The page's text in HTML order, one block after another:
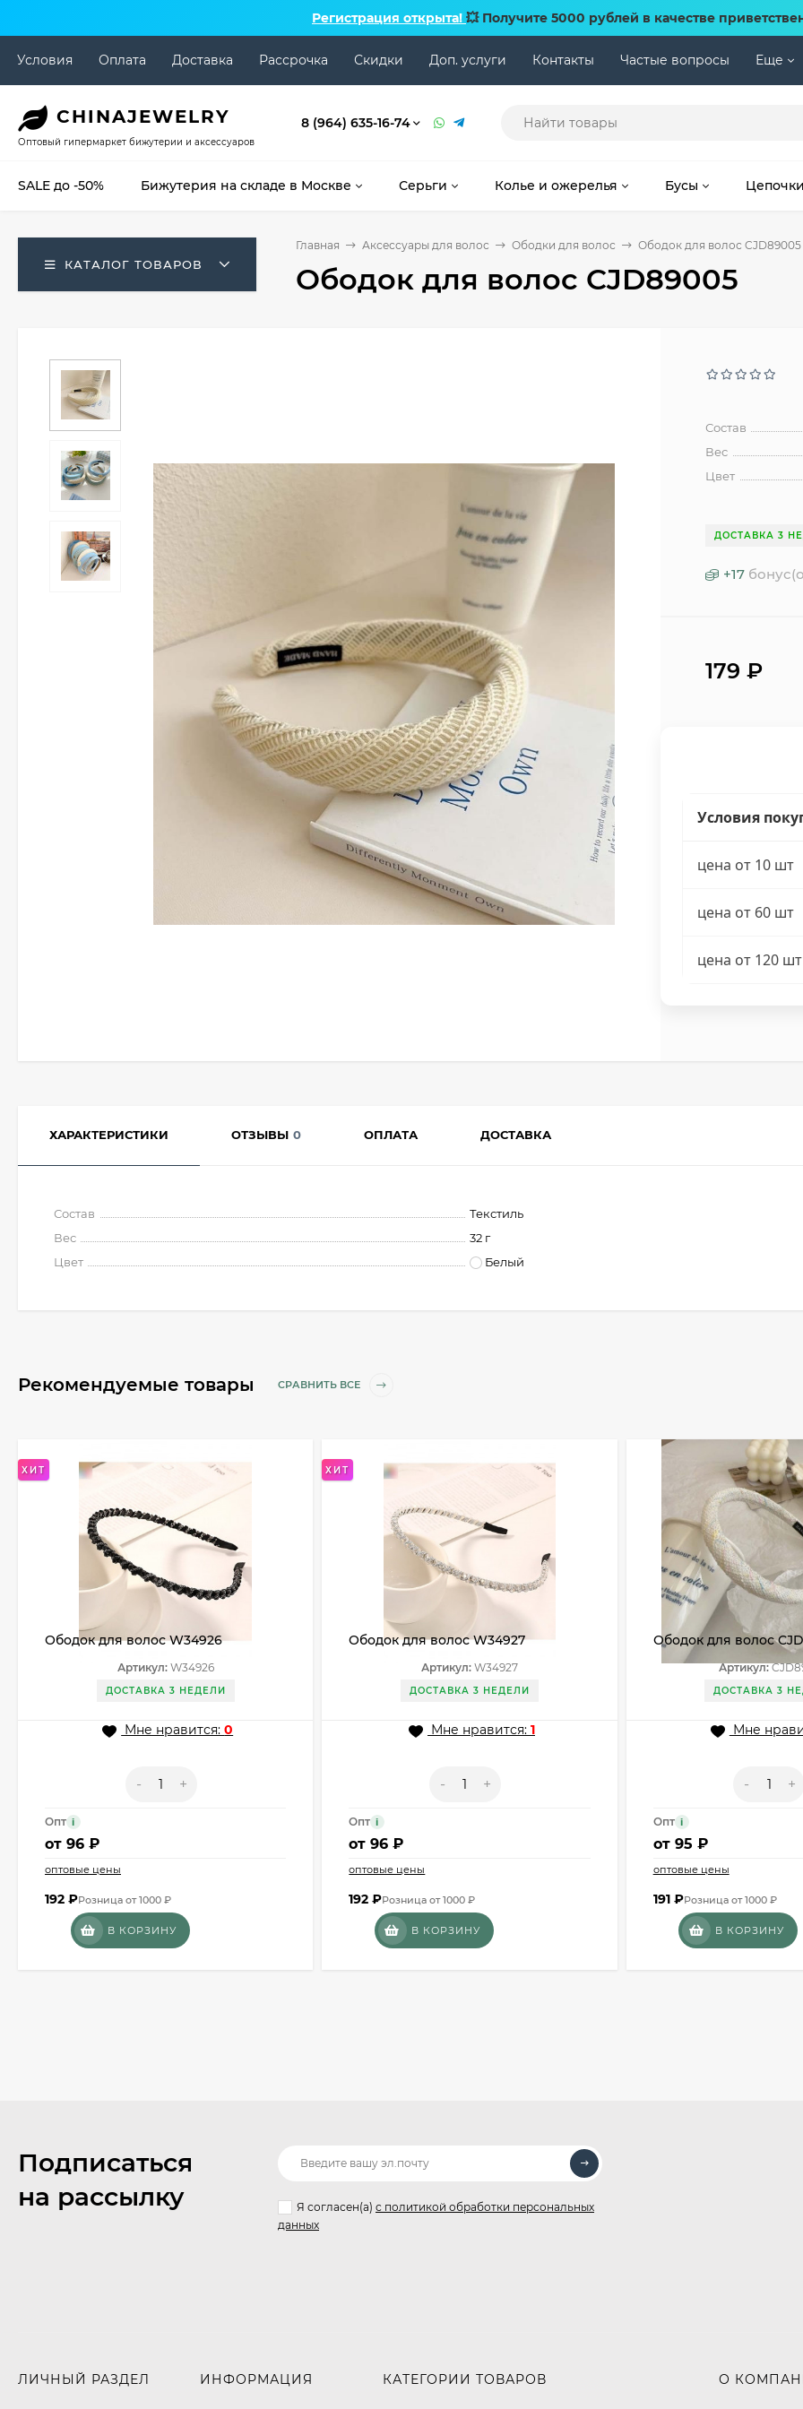
Регистрация открыта! 💥 Получите 5000 рублей в качестве
Условия Оплата Доставка Рассрочка Скидки Доп. услуги Контакты Частые вопросы Еще
CHINAJEWELRY
Оптовый гипермаркет бижутерии и аксессуаров
8 (964) 635-16-74
SALE до -50% Бижутерия на складе в Москве Серьги Колье и ожерелья Бусы Цепочки
КАТАЛОГ ТОВАРОВ
Главная Аксессуары для волос Ободки для волос Ободок для волос CJD89005
Ободок для волос CJD89005
Состав
Вес
Цвет
ДОСТАВКА 3
+17
179₽
Условия
цена от 10 шт
цена от 60 шт
цена от 120 шт
ХАРАКТЕРИСТИКИ ОТЗЫВЫ 0 ОПЛАТА ДОСТАВКА
Состав
Текстиль
Вес
32 г
Цвет
Белый
Рекомендуемые товары СРАВНИТЬ ВСЕ
ХИТ
Ободок для волос W34926
Артикул:W34926
ДОСТАВКА 3 НЕДЕЛИ
Мне нравится:0
- +
Опт i
от 96 ₽
оптовые цены
192 ₽Розница от 1000 ₽
В КОРЗИНУ
ХИТ
Ободок для волос W34927
Артикул:W34927
ДОСТАВКА 3 НЕДЕЛИ
Мне нравится: 1
- +
Опт i
от96 ₽
оптовые цены
192₽Розница от 1000 ₽
В КОРЗИНУ
Ободок для волос
Артикул:
ДОСТАВКА 3
Мне
- +
Опт i
от 95 ₽
оптовые цены
191 ₽Розница от 1000 ₽
В КОРЗИНУ
Подписаться
на рассылку
Я согласен(a) с политикой обработки персональных
данных
ЛИЧНЫЙ РАЗДЕЛ ИНФОРМАЦИЯ КАТЕГОРИИ ТОВАРОВ О